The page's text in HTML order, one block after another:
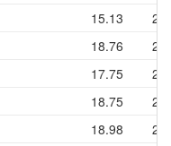
15.13
18.76
17.75
18.75
18.98